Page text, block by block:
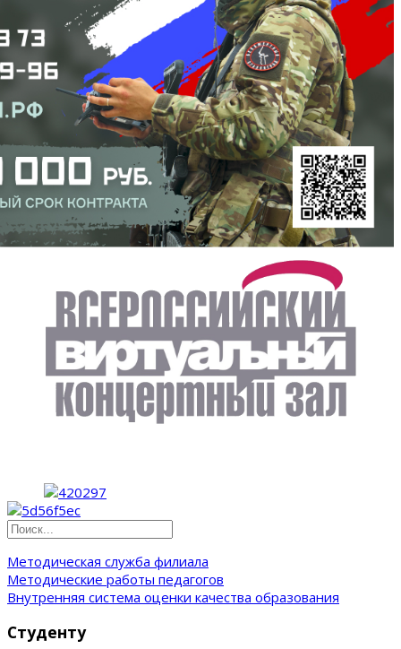
Методическая служба филиала
Методические работы педагогов
Внутренняя система оценки качества образования
Студенту